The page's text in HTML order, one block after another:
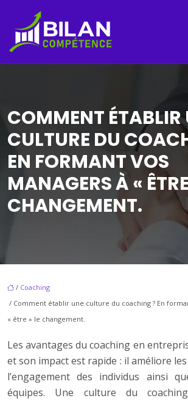
COMMENT ÉTABLIR
CULTURE DU
EN FORMANT VOS
MANAGERS À «
CHANGEMENT.
/ Coaching
/ Comment établir une culture du coaching ? En
« être » le changement.
Les avantages du coaching en
et son impact est rapide : il améliore
l’engagement des individus ainsi
équipes. Une culture du